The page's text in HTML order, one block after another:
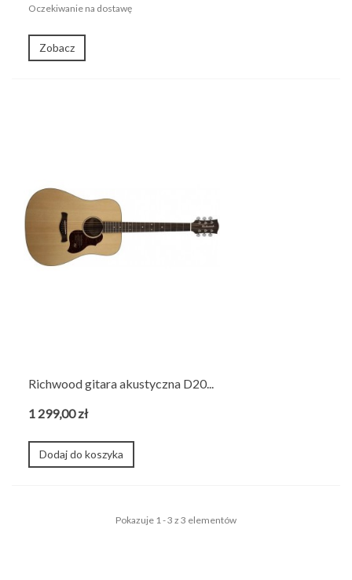
Oczekiwanie na dostawę
Zobacz
Richwood gitara akustyczna D20...
1 299,00 zł
Dodaj do koszyka
Pokazuje 1 - 3 z 3 elementów